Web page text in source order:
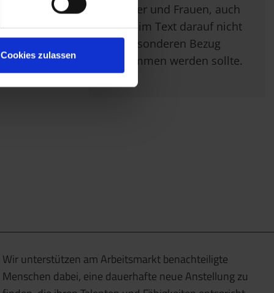
Cookies zulassen
Männer und Frauen, auch
wenn im Text darauf nicht
im Besonderen Bezug
genommen werden sollte.
Wir unterstützen am Arbeitsmarkt benachteiligte
Menschen dabei, eine dauerhafte neue Anstellung zu